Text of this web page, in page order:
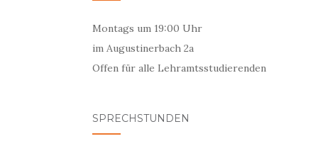
Montags um 19:00 Uhr
im Augustinerbach 2a
Offen für alle Lehramtsstudierenden
SPRECHSTUNDEN